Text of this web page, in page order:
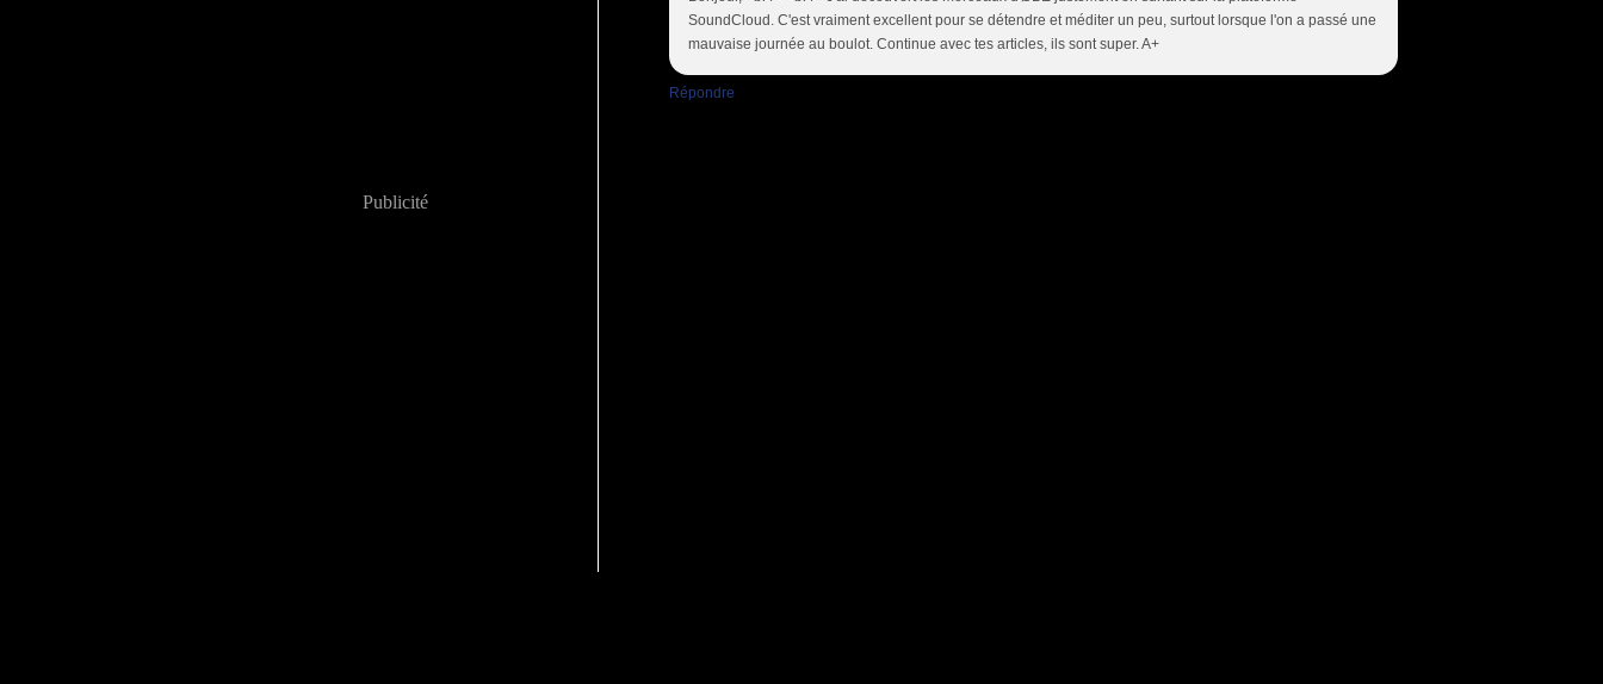
Publicité
SoundCloud. C'est vraiment excellent pour se détendre et méditer un peu, surtout lorsque l'on a passé une
mauvaise journée au boulot. Continue avec tes articles, ils sont super. A+
Répondre